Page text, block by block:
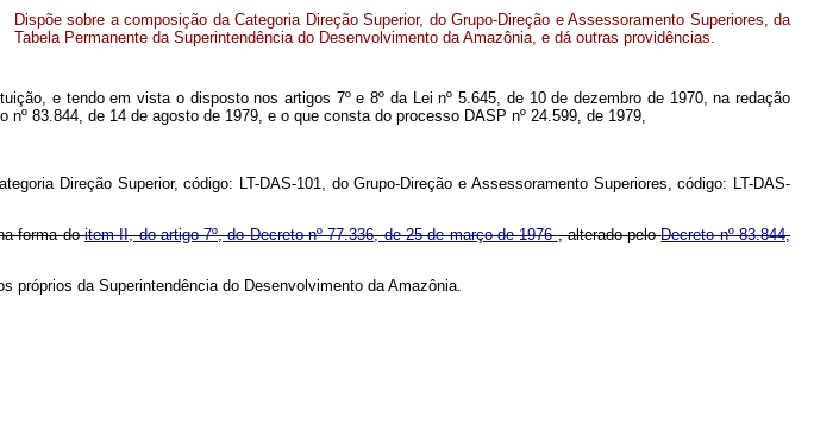
Dispõe sobre a composição da Categoria Direção Superior, do Grupo-Direção e Assessoramento Superiores, da
Tabela Permanente da Superintendência do Desenvolvimento da Amazônia, e dá outras providências.
e tendo em vista o disposto nos artigos 7º e 8º da Lei nº 5.645, de 10 de dezembro de 1970, na redação
83.844, de 14 de agosto de 1979, e o que consta do processo DASP nº 24.599, de 1979,
Direção Superior, código: LT-DAS-101, do Grupo-Direção e Assessoramento Superiores, código: LT-DAS-
forma doitem II, do artigo 7º, do Decreto nº 77.336, de 25 de março de 1976, alterado peloDecreto nº 83.844,
próprios da Superintendência do Desenvolvimento da Amazônia.